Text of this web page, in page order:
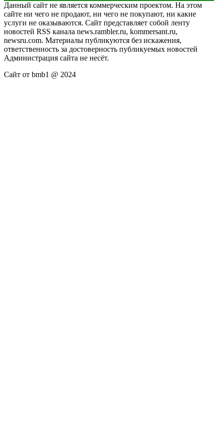
Данный сайт не является коммерческим проектом. На этом
сайте ни чего не продают, ни чего не покупают, ни какие
услуги не оказываются. Сайт представляет собой ленту
новостей RSS канала news.rambler.ru, kommersant.ru,
newsru.com. Материалы публикуются без искажения,
ответственность за достоверность публикуемых новостей
Администрация сайта не несёт.
Сайт от bmb1 @ 2024